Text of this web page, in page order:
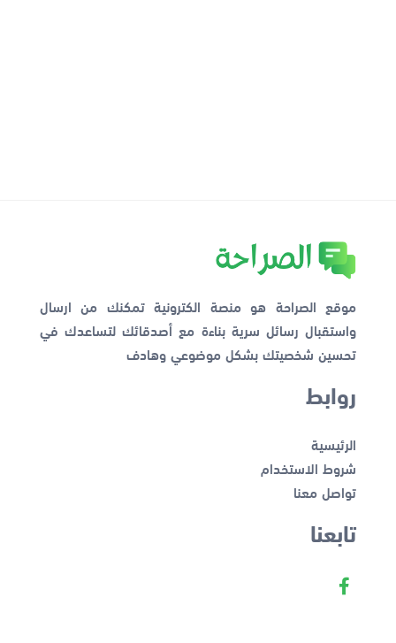
موقع الصراحة هو منصة الكترونية تمكنك من ارسال
واستقبال رسائل سرية بناءة مع أصدقائك لتساعدك في
تحسين شخصيتك بشكل موضوعي وهادف
روابط
الرئيسية
شروط الاستخدام
تواصل معنا
تابعنا